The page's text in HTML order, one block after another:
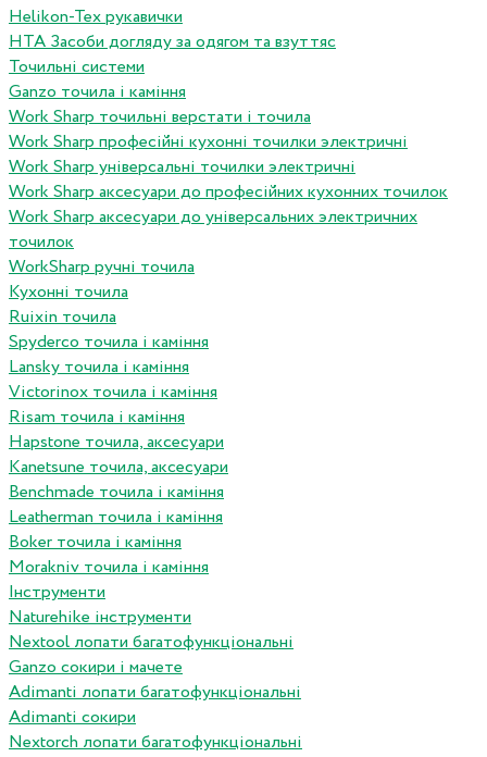
Helikon-Tex рукавички
HTA Засоби догляду за одягом та взуттяс
Точильні системи
Ganzo точила і каміння
Work Sharp точильні верстати і точила
Work Sharp професiйнi кухоннi точилки электричнi
Work Sharp унiверсальнi точилки электричнi
Work Sharp аксесуари до професiйних кухонних точилок
Work Sharp аксесуари до унiверсальних электричних
точилок
WorkSharp ручні точила
Кухонні точила
Ruixin точила
Spyderco точила і каміння
Lansky точила і каміння
Victorinox точила і каміння
Risam точила і каміння
Hapstone точила, аксесуари
Kanetsune точила, аксесуари
Benchmade точила і каміння
Leatherman точила і каміння
Boker точила і каміння
Morakniv точила і каміння
Інструменти
Naturehike інструменти
Nextool лопати багатофункціональні
Ganzo сокири і мачете
Adimanti лопати багатофункціональні
Adimanti сокири
Nextorch лопати багатофункціональні